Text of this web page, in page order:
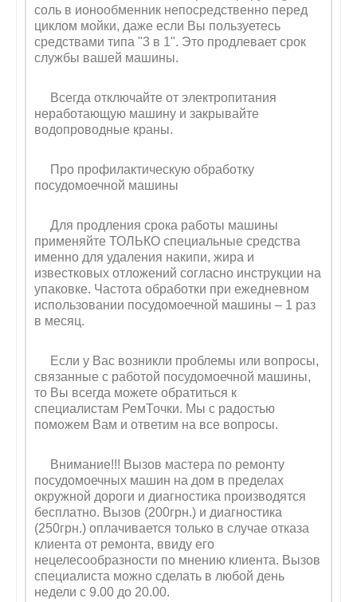
соль в ионообменник непосредственно перед
циклом мойки, даже если Вы пользуетесь
средствами типа "3 в 1". Это продлевает срок
службы вашей машины.
Всегда отключайте от электропитания
неработающую машину и закрывайте
водопроводные краны.
Про профилактическую обработку
посудомоечной машины
Для продления срока работы машины
применяйте ТОЛЬКО специальные средства
именно для удаления накипи, жира и
известковых отложений согласно инструкции на
упаковке. Частота обработки при ежедневном
использовании посудомоечной машины – 1 раз
в месяц.
Если у Вас возникли проблемы или вопросы,
связанные с работой посудомоечной машины,
то Вы всегда можете обратиться к
специалистам РемТочки. Мы с радостью
поможем Вам и ответим на все вопросы.
Внимание!!! Вызов мастера по ремонту
посудомоечных машин на дом в пределах
окружной дороги и диагностика производятся
бесплатно. Вызов (200грн.) и диагностика
(250грн.) оплачивается только в случае отказа
клиента от ремонта, ввиду его
нецелесообразности по мнению клиента. Вызов
специалиста можно сделать в любой день
недели с 9.00 до 20.00.